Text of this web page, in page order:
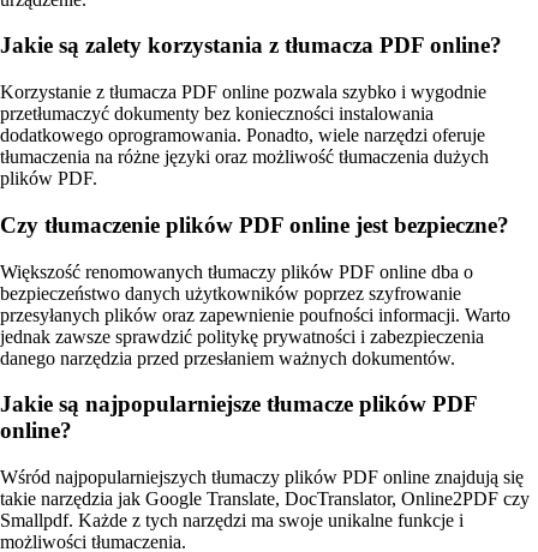
Jakie są zalety korzystania z tłumacza PDF online?
Korzystanie z tłumacza PDF online pozwala szybko i wygodnie
przetłumaczyć dokumenty bez konieczności instalowania
dodatkowego oprogramowania. Ponadto, wiele narzędzi oferuje
tłumaczenia na różne języki oraz możliwość tłumaczenia dużych
plików PDF.
Czy tłumaczenie plików PDF online jest bezpieczne?
Większość renomowanych tłumaczy plików PDF online dba o
bezpieczeństwo danych użytkowników poprzez szyfrowanie
przesyłanych plików oraz zapewnienie poufności informacji. Warto
jednak zawsze sprawdzić politykę prywatności i zabezpieczenia
danego narzędzia przed przesłaniem ważnych dokumentów.
Jakie są najpopularniejsze tłumacze plików PDF
online?
Wśród najpopularniejszych tłumaczy plików PDF online znajdują się
takie narzędzia jak Google Translate, DocTranslator, Online2PDF czy
Smallpdf. Każde z tych narzędzi ma swoje unikalne funkcje i
możliwości tłumaczenia.